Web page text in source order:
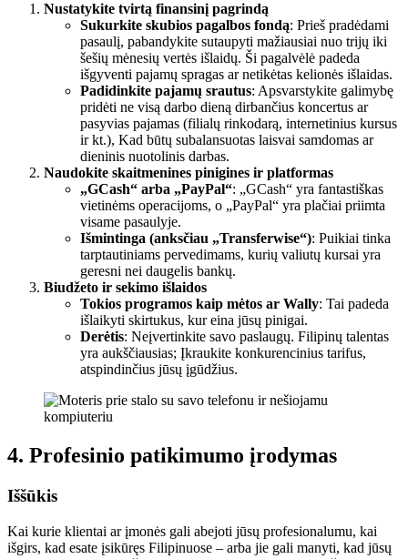
Nustatykite tvirtą finansinį pagrindą
Sukurkite skubios pagalbos fondą: Prieš pradėdami
pasaulį, pabandykite sutaupyti mažiausiai nuo trijų iki
šešių mėnesių vertės išlaidų. Ši pagalvėlė padeda
išgyventi pajamų spragas ar netikėtas kelionės išlaidas.
Padidinkite pajamų srautus: Apsvarstykite galimybę
pridėti ne visą darbo dieną dirbančius koncertus ar
pasyvias pajamas (filialų rinkodarą, internetinius kursus
ir kt.), Kad būtų subalansuotas laisvai samdomas ar
dieninis nuotolinis darbas.
Naudokite skaitmenines pinigines ir platformas
„GCash“ arba „PayPal“: „GCash“ yra fantastiškas
vietinėms operacijoms, o „PayPal“ yra plačiai priimta
visame pasaulyje.
Išmintinga (anksčiau „Transferwise“): Puikiai tinka
tarptautiniams pervedimams, kurių valiutų kursai yra
geresni nei daugelis bankų.
Biudžeto ir sekimo išlaidos
Tokios programos kaip mėtos ar Wally: Tai padeda
išlaikyti skirtukus, kur eina jūsų pinigai.
Derėtis: Neįvertinkite savo paslaugų. Filipinų talentas
yra aukščiausias; Įkraukite konkurencinius tarifus,
atspindinčius jūsų įgūdžius.
4. Profesinio patikimumo įrodymas
Iššūkis
Kai kurie klientai ar įmonės gali abejoti jūsų profesionalumu, kai
išgirs, kad esate įsikūręs Filipinuose – arba jie gali manyti, kad jūsų